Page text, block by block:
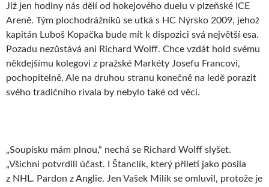
Již jen hodiny nás dělí od hokejového duelu v plzeňské ICE
Areně. Tým plochodrážníků se utká s HC Nýrsko 2009, jehož
kapitán Luboš Kopačka bude mít k dispozici svá největší esa.
Pozadu nezůstává ani Richard Wolff. Chce vzdát hold svému
někdejšímu kolegovi z pražské Markéty Josefu Francovi,
pochopitelně. Ale na druhou stranu konečně na ledě porazit
svého tradičního rivala by nebylo také od věci.
„Soupisku mám plnou,“ nechá se Richard Wolff slyšet.
„Všichni potvrdili účast. I Štanclík, který přiletí jako posila
z NHL. Pardon z Anglie. Jen Vašek Milík se omluvil, protože je